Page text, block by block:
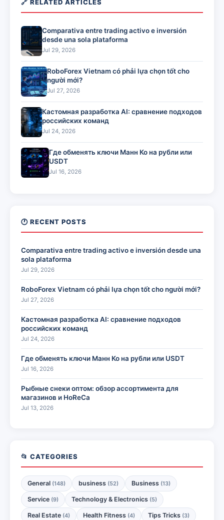
🔗 RELATED ARTICLES
Comparativa entre trading activo e inversión
desde una sola plataforma
Jul 29, 2026
RoboForex Vietnam có phải lựa chọn tốt cho
người mới?
Jul 27, 2026
Кастомная разработка AI: сравнение подходов
российских команд
Jul 24, 2026
Где обменять ключи Манн Ко на рубли или
USDT
Jul 16, 2026
🕐 RECENT POSTS
Comparativa entre trading activo e inversión desde una
sola plataforma
Jul 29, 2026
RoboForex Vietnam có phải lựa chọn tốt cho người mới?
Jul 27, 2026
Кастомная разработка AI: сравнение подходов
российских команд
Jul 24, 2026
Где обменять ключи Манн Ко на рубли или USDT
Jul 16, 2026
Рыбные снеки оптом: обзор ассортимента для
магазинов и HoReCa
Jul 13, 2026
📂 CATEGORIES
General (148) business (52) Business (13)
Service (9) Technology & Electronics (5)
Real Estate (4) Health Fitness (4) Tips Tricks (3)